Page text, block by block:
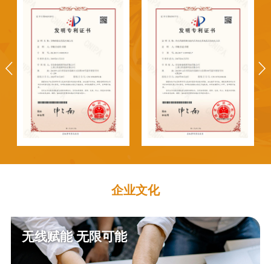
企业文化
无线赋能 无限可能